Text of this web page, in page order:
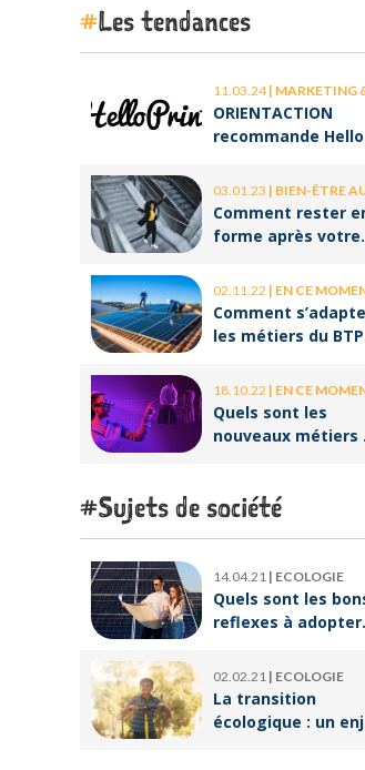
Les tendances
11.03.24| MARKETING &
ORIENTACTION
recommande Hello
des stickers et
brochures
03.01.23 | BIEN-ÊTRE AU
Comment rester
forme après votre
02.11.22 | EN CE
Comment
les métiers du BTP
18.10.22 | EN CE
Quels sont les
nouveaux métiers
Sujets de société
14.04.21 | ECOLOGIE
Quels sont les
reflexes à adopter
écoresponsable ?
02.02.21 | ECOLOGIE
La transition
écologique : un